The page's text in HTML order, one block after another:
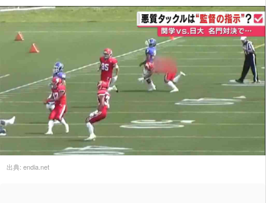
出典: endia.net